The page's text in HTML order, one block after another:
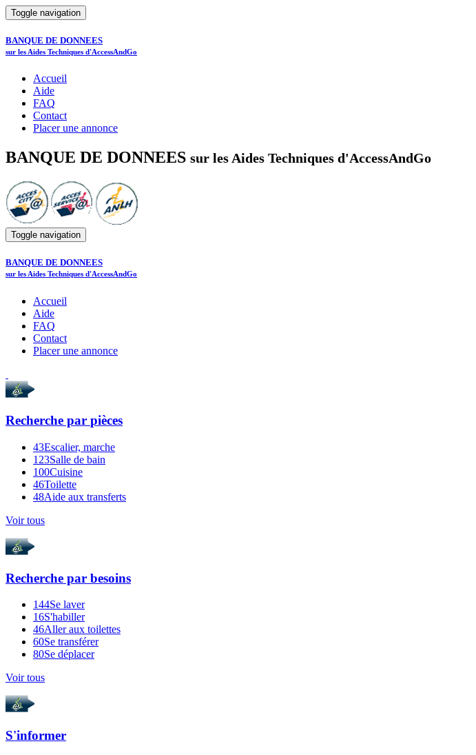
Toggle navigation
BANQUE DE DONNEES
sur les Aides Techniques d'AccessAndGo
Accueil
Aide
FAQ
Contact
Placer une annonce
BANQUE DE DONNEES sur les Aides Techniques d'AccessAndGo
Toggle navigation
BANQUE DE DONNEES
sur les Aides Techniques d'AccessAndGo
Accueil
Aide
FAQ
Contact
Placer une annonce
Recherche par pièces
43Escalier, marche
123Salle de bain
100Cuisine
46Toilette
48Aide aux transferts
Voir tous
Recherche par besoins
144Se laver
16S'habiller
46Aller aux toilettes
60Se transférer
80Se déplacer
Voir tous
S'informer